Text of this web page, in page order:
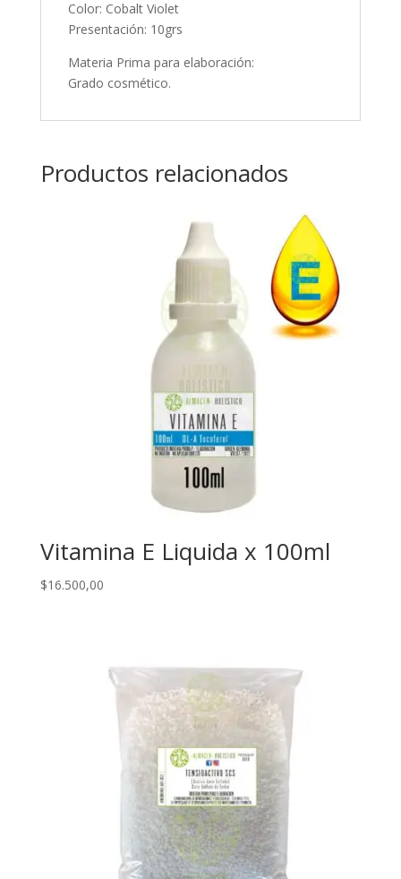
Color: Cobalt Violet
Presentación: 10grs
Materia Prima para elaboración:
Grado cosmético.
Productos relacionados
Vitamina E Liquida x 100ml
$16.500,00